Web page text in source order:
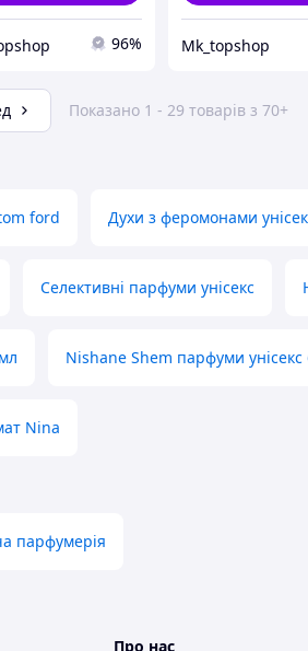
96% Mk_topshop
Показано 1 - 29 товарів з 70+
ford Духи з феромонами
Селективні парфуми унісекс
Nishane Shem парфуми унісекс
Nina
парфумерія
Про нас